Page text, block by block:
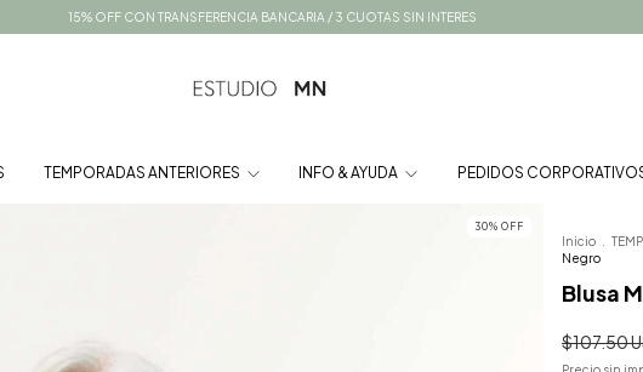
15% OFF CON TRANSFERENCIA BANCARIA / 3 CUOTAS SIN INTERES
TEMPORADAS ANTERIORES INFO & AYUDA PEDIDOS
30% OFF
Inicio
Negro
Blusa
$107.50